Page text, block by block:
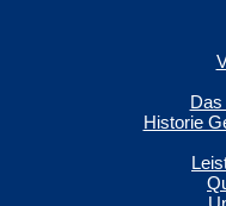
Das
Historie